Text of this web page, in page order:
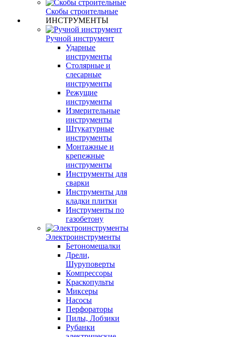
Скобы строительные
ИНСТРУМЕНТЫ
Ручной инструмент
Ударные
инструменты
Столярные и
слесарные
инструменты
Режущие
инструменты
Измерительные
инструменты
Штукатурные
инструменты
Монтажные и
крепежные
инструменты
Инструменты для
сварки
Инструменты для
кладки плитки
Инструменты по
газобетону
Электроинструменты
Бетономешалки
Дрели,
Шуруповерты
Компрессоры
Краскопульты
Миксеры
Насосы
Перфораторы
Пилы, Лобзики
Рубанки